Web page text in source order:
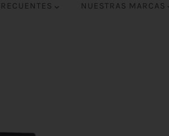
NUESTRAS MARCAS